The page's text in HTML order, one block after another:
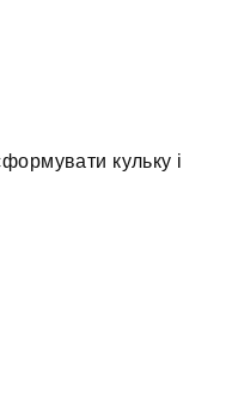
кульку і